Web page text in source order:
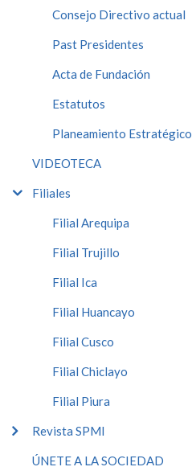
Consejo Directivo actual
Past Presidentes
Acta de Fundación
Estatutos
Planeamiento Estratégico
VIDEOTECA
Filiales
Filial Arequipa
Filial Trujillo
Filial Ica
Filial Huancayo
Filial Cusco
Filial Chiclayo
Filial Piura
Revista SPMI
ÚNETE A LA SOCIEDAD